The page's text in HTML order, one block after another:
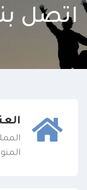
اتصل